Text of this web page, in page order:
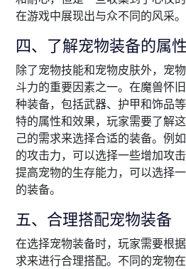
在游戏中展现出与众不同的风采。
四、了解宠物装备的属
除了宠物技能和宠物皮肤外，宠
斗力的重要因素之一。在魔兽怀
种装备，包括武器、护甲和饰品
特的属性和效果，玩家需要了解
己的需求来选择合适的装备。例
的攻击力，可以选择一些增加攻
提高宠物的生存能力，可以选择
的装备。
五、合理搭配宠物装备
在选择宠物装备时，玩家需要根
求来进行合理搭配。不同的宠物